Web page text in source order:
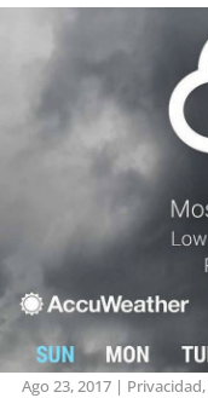
Ago 23, 2017| Privacidad,